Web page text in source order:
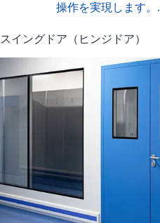
操作を実現します。.
スイングドア（ヒンジドア）